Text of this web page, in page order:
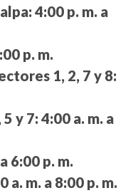
4:00 p. m. a
p. m.
1, 2, 7 y 8:
y 7: 4:00 a. m. a
6:00 p. m.
a. m. a 8:00 p. m.